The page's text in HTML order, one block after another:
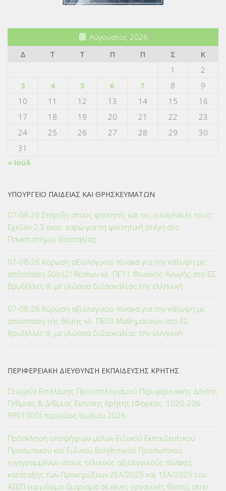
Αύγουστος 2026
Δ
Τ Τ Π Π Σ
Κ
1
2
3
4 5 6 7 8
9
10
11 12 13 14 15
16
17
18 19 20 21 22
23
24
25 26 27 28 29
30
31
« Ιούλ
ΥΠΟΥΡΓΕΙΟ ΠΑΙΔΕΙΑΣ ΚΑΙ ΘΡΗΣΚΕΥΜΑΤΩΝ
07-08-26 Στήριξη στους φοιτητές και τις οικογένειές τους:
Σχεδόν 2,3 εκατ. ευρώ για τη φοιτητική στέγη στο
Πανεπιστήμιο Θεσσαλίας
07-08-26 Κύρωση αξιολογικού πίνακα για την κάλυψη με
απόσπαση δύο (2) θέσεων κλ. ΠΕ11 Φυσικής Αγωγής στο ΕΣ
Βρυξέλλες ΙΙΙ, με γλώσσα διδασκαλίας την ελληνική
07-08-26 Κύρωση αξιολογικού πίνακα για την κάλυψη με
απόσπαση της θέσης κλ. ΠΕ03 Μαθηματικών στο ΕΣ
Βρυξέλλες ΙΙΙ, με γλώσσα διδασκαλίας την ελληνική
ΠΕΡΙΦΕΡΕΙΑΚΗ ΔΙΕΥΘΥΝΣΗ ΕΚΠΑΙΔΕΥΣΗΣ ΚΡΗΤΗΣ
Στοιχεία Εκτέλεσης Προϋπολογισμού Περιφερειακής Δ/νσης
Π/θμιας & Δ/θμιας Εκπ/σης Κρήτης (Φορέας: 1020-206-
9901000) περίοδος Ιουλίου 2026
Πρόσκληση υποψήφιων μελών Ειδικού Εκπαιδευτικού
Προσωπικού και Ειδικού Βοηθητικού Προσωπικού
εγγεγραμμένων στους τελικούς αξιολογικούς πίνακες
κατάταξης των Προκηρύξεων 2ΕΑ/2025 και 1ΕΑ/2025 του
ΑΣΕΠ για μόνιμο διορισμό σε κενές οργανικές θέσεις στην